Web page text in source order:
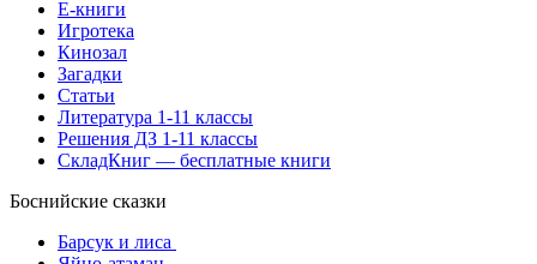
Е-книги
Игротека
Кинозал
Загадки
Статьи
Литература 1-11 классы
Решения ДЗ 1-11 классы
СкладКниг — бесплатные книги
Боснийские сказки
Барсук и лиса